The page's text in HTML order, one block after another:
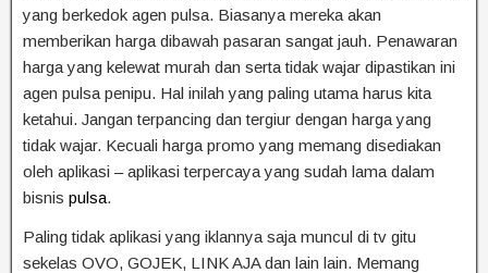
yang berkedok agen pulsa. Biasanya mereka akan
memberikan harga dibawah pasaran sangat jauh. Penawaran
harga yang kelewat murah dan serta tidak wajar dipastikan ini
agen pulsa penipu. Hal inilah yang paling utama harus kita
ketahui. Jangan terpancing dan tergiur dengan harga yang
tidak wajar. Kecuali harga promo yang memang disediakan
oleh aplikasi – aplikasi terpercaya yang sudah lama dalam
bisnis pulsa.
Paling tidak aplikasi yang iklannya saja muncul di tv gitu
sekelas OVO, GOJEK, LINK AJA dan lain lain. Memang